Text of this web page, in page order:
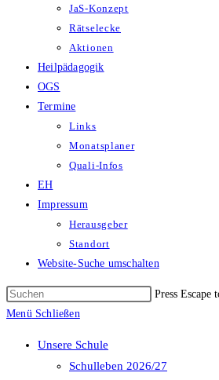
JaS-Konzept
Rätselecke
Aktionen
Heilpädagogik
OGS
Termine
Links
Monatsplaner
Quali-Infos
EH
Impressum
Herausgeber
Standort
Website-Suche umschalten
Press Escape
Menü Schließen
Unsere Schule
Schulleben 2026/27